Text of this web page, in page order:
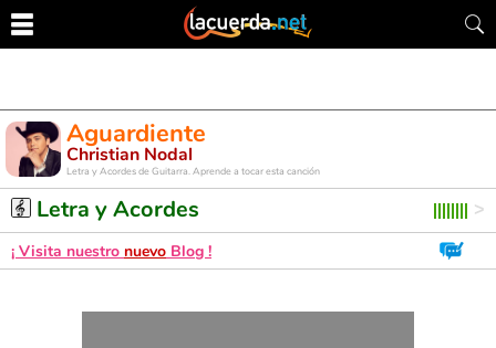
Aguardiente
Christian Nodal
Letra y Acordes de Guitarra. Aprende a tocar esta canción
Letra y Acordes
¡ Visita nuestro nuevo Blog !